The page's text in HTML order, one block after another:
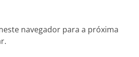
navegador para a próxima